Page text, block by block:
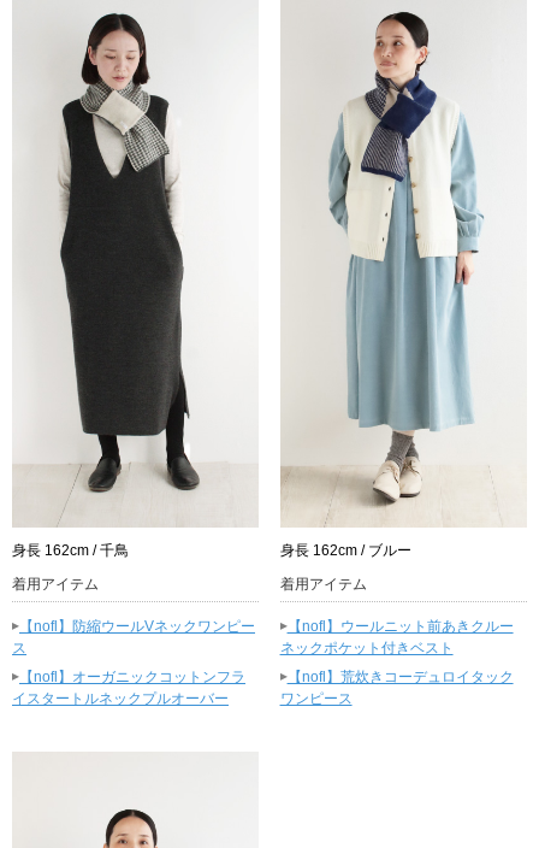
身長 162cm / 千鳥
着用アイテム
▸ 【nofl】防縮ウールVネックワンピー
ス
▸ 【nofl】オーガニックコットンフラ
イスタートルネックプルオーバー
身長 162cm / ブルー
着用アイテム
▸【nofl】ウールニット前あきクルー
ネックポケット付きベスト
▸【nofl】荒炊きコーデュロイタック
ワンピース